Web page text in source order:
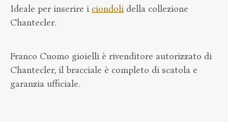
Ideale per inserire i ciondoli della collezione
Chantecler.
Franco Cuomo gioielli è rivenditore autorizzato di
Chantecler, il bracciale è completo di scatola e
garanzia ufficiale.